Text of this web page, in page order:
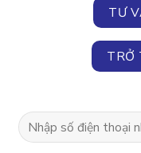
TƯ
TRỞ